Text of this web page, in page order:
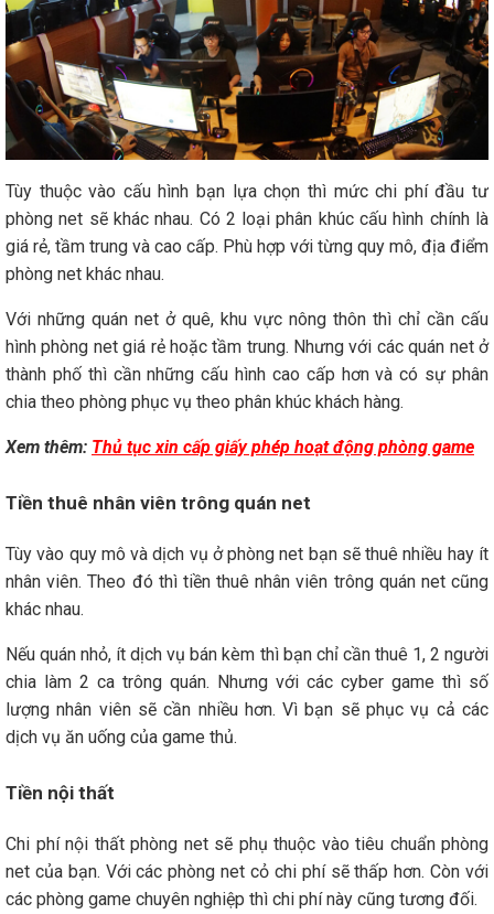
Tùy thuộc vào cấu hình bạn lựa chọn thì mức chi phí đầu tư
phòng net sẽ khác nhau. Có 2 loại phân khúc cấu hình chính là
giá rẻ, tầm trung và cao cấp. Phù hợp với từng quy mô, địa điểm
phòng net khác nhau.
Với những quán net ở quê, khu vực nông thôn thì chỉ cần cấu
hình phòng net giá rẻ hoặc tầm trung. Nhưng với các quán net ở
thành phố thì cần những cấu hình cao cấp hơn và có sự phân
chia theo phòng phục vụ theo phân khúc khách hàng.
Xem thêm: Thủ tục xin cấp giấy phép hoạt động phòng game
Tiền thuê nhân viên trông quán net
Tùy vào quy mô và dịch vụ ở phòng net bạn sẽ thuê nhiều hay ít
nhân viên. Theo đó thì tiền thuê nhân viên trông quán net cũng
khác nhau.
Nếu quán nhỏ, ít dịch vụ bán kèm thì bạn chỉ cần thuê 1, 2 người
chia làm 2 ca trông quán. Nhưng với các cyber game thì số
lượng nhân viên sẽ cần nhiều hơn. Vì bạn sẽ phục vụ cả các
dịch vụ ăn uống của game thủ.
Tiền nội thất
Chi phí nội thất phòng net sẽ phụ thuộc vào tiêu chuẩn phòng
net của bạn. Với các phòng net cỏ chi phí sẽ thấp hơn. Còn với
các phòng game chuyên nghiệp thì chi phí này cũng tương đối.